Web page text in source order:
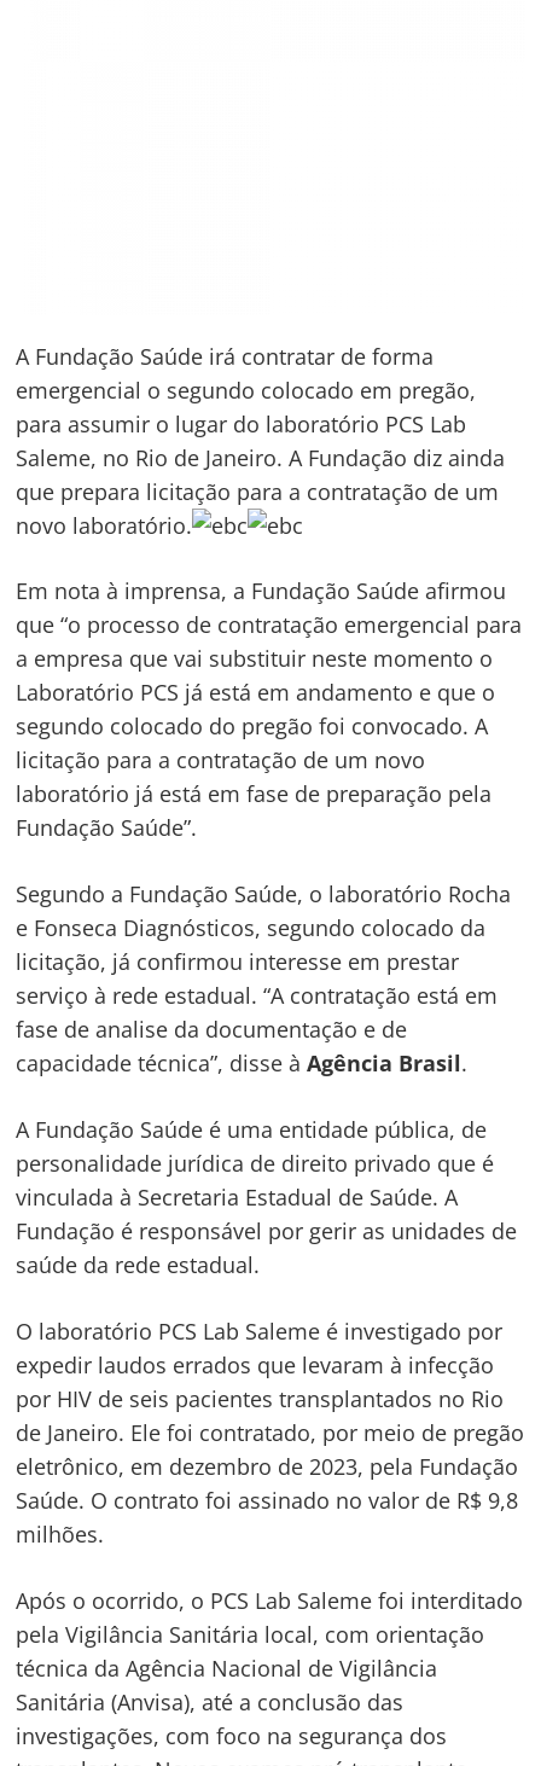
A Fundação Saúde irá contratar de forma
emergencial o segundo colocado em pregão,
para assumir o lugar do laboratório PCS Lab
Saleme, no Rio de Janeiro. A Fundação diz ainda
que prepara licitação para a contratação de um
novo laboratório.
Em nota à imprensa, a Fundação Saúde afirmou
que “o processo de contratação emergencial para
a empresa que vai substituir neste momento o
Laboratório PCS já está em andamento e que o
segundo colocado do pregão foi convocado. A
licitação para a contratação de um novo
laboratório já está em fase de preparação pela
Fundação Saúde”.
Segundo a Fundação Saúde, o laboratório Rocha
e Fonseca Diagnósticos, segundo colocado da
licitação, já confirmou interesse em prestar
serviço à rede estadual. “A contratação está em
fase de analise da documentação e de
capacidade técnica”, disse àAgência Brasil.
A Fundação Saúde é uma entidade pública, de
personalidade jurídica de direito privado que é
vinculada à Secretaria Estadual de Saúde. A
Fundação é responsável por gerir as unidades de
saúde da rede estadual.
O laboratório PCS Lab Saleme é investigado por
expedir laudos errados que levaram à infecção
por HIV de seis pacientes transplantados no Rio
de Janeiro. Ele foi contratado, por meio de pregão
eletrônico, em dezembro de 2023, pela Fundação
Saúde. O contrato foi assinado no valor de R$ 9,8
milhões.
Após o ocorrido, o PCS Lab Saleme foi interditado
pela Vigilância Sanitária local, com orientação
técnica da Agência Nacional de Vigilância
Sanitária (Anvisa), até a conclusão das
investigações, com foco na segurança dos
Navegação
de
Post